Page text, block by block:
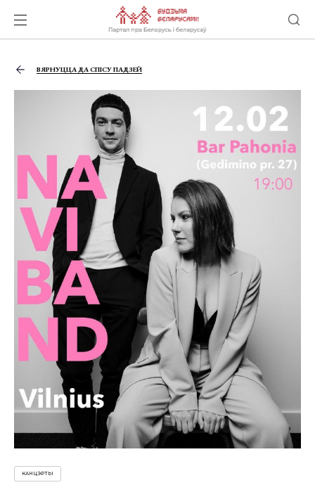
ВЯРНУЦЦА ДА СПІСУ ПАДЗЕЙ
КАНЦЭРТЫ